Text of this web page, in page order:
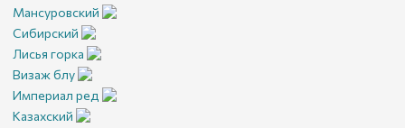
Мансуровский
Сибирский
Лисья горка
Визаж блу
Империал ред
Казахский